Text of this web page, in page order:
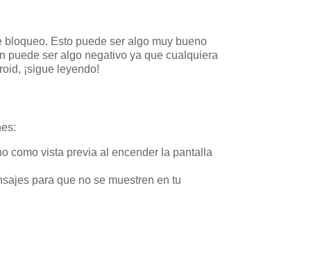
Esto puede ser algo muy bueno
puede ser algo negativo ya que cualquiera
¡sigue leyendo!
como vista previa al encender la pantalla
para que no se muestren en tu